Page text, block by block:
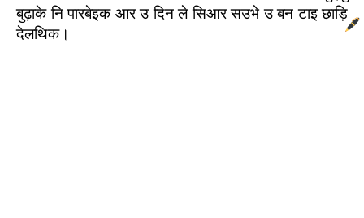
बुढ़ाके नि पारबेइक आर उ दिन ले सिआर सउभे उ बन टाइ छाड़ि
देलथिक।